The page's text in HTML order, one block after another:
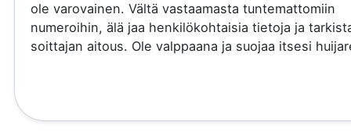
ole varovainen. Vältä vastaamasta tuntemattomiin
numeroihin, älä jaa henkilökohtaisia tietoja ja
soittajan aitous. Ole valppaana ja suojaa itsesi